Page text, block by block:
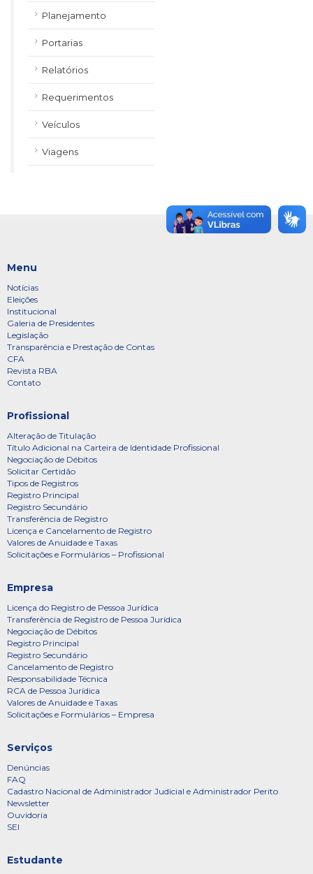
Planejamento
Portarias
Relatórios
Requerimentos
Veículos
Viagens
Menu
Notícias
Eleições
Institucional
Galeria de Presidentes
Legislação
Transparência e Prestação de Contas
CFA
Revista RBA
Contato
Profissional
Alteração de Titulação
Título Adicional na Carteira de Identidade Profissional
Negociação de Débitos
Solicitar Certidão
Tipos de Registros
Registro Principal
Registro Secundário
Transferência de Registro
Licença e Cancelamento de Registro
Valores de Anuidade e Taxas
Solicitações e Formulários – Profissional
Empresa
Licença do Registro de Pessoa Jurídica
Transferência de Registro de Pessoa Jurídica
Negociação de Débitos
Registro Principal
Registro Secundário
Cancelamento de Registro
Responsabilidade Técnica
RCA de Pessoa Jurídica
Valores de Anuidade e Taxas
Solicitações e Formulários – Empresa
Serviços
Denúncias
FAQ
Cadastro Nacional de Administrador Judicial e Administrador Perito
Newsletter
Ouvidoria
SEI
Estudante